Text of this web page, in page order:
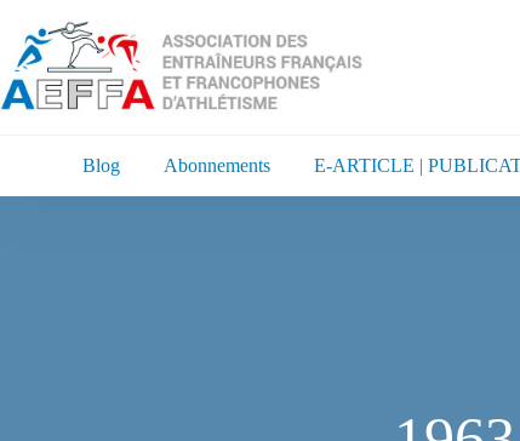
Blog Abonnements E-ARTICLE |